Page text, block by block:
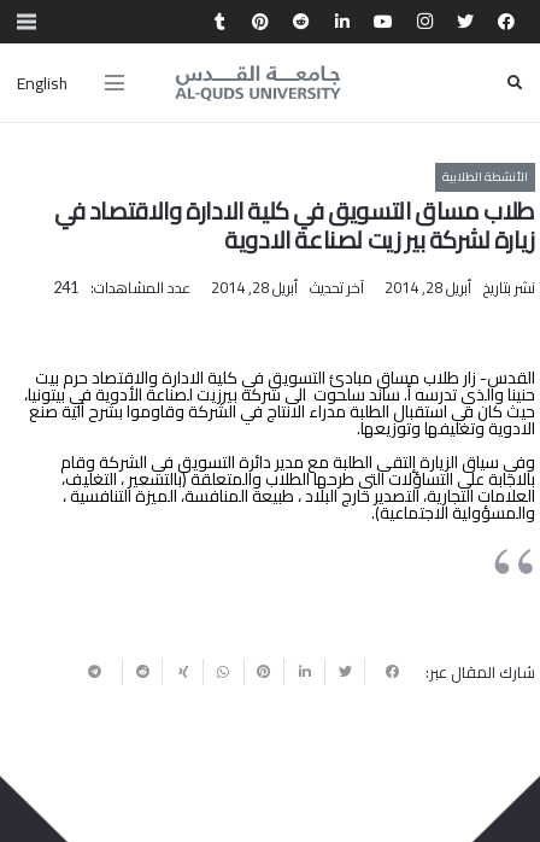
English
الأنشطة الطلابية
طلاب مساق التسويق في كلية الادارة والاقتصاد في
زيارة لشركة بير زيت لصناعة الادوية
نشر بتاريخ أبريل 28, 2014 آخر تحديث أبريل 28, 2014 عدد المشاهدات: 241
القدس- زار طلاب مساق مبادئ التسويق في كلية الادارة والاقتصاد حرم بيت
حنينا والذي تدرسه أ. ساند سلحوت الى شركة بيرزيت لصناعة الأدوية في بيتونيا،
حيث كان في استقبال الطلبة مدراء الانتاج في الشركة وقاوموا بشرح آلية صنع
الادوية وتغليفها وتوزيعها.
وفي سياق الزيارة إلتقى الطلبة مع مدير دائرة التسويق في الشركة وقام
بالاجابة على التساؤلات التي طرحها الطلاب والمتعلقة (بالتسعير ، التغليف،
العلامات التجارية، التصدير خارج البلاد ، طبيعة المنافسة، الميزة التنافسية ،
والمسؤولية الاجتماعية).
شارك المقال عبر: